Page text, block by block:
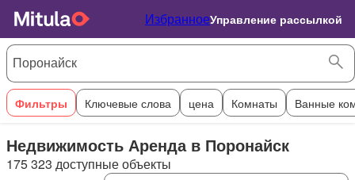
ИзбранноеУправление рассылкой
Фильтры Ключевые слова цена Комнаты Ванные
Недвижимость Аренда в Поронайск
175 323 доступные объекты